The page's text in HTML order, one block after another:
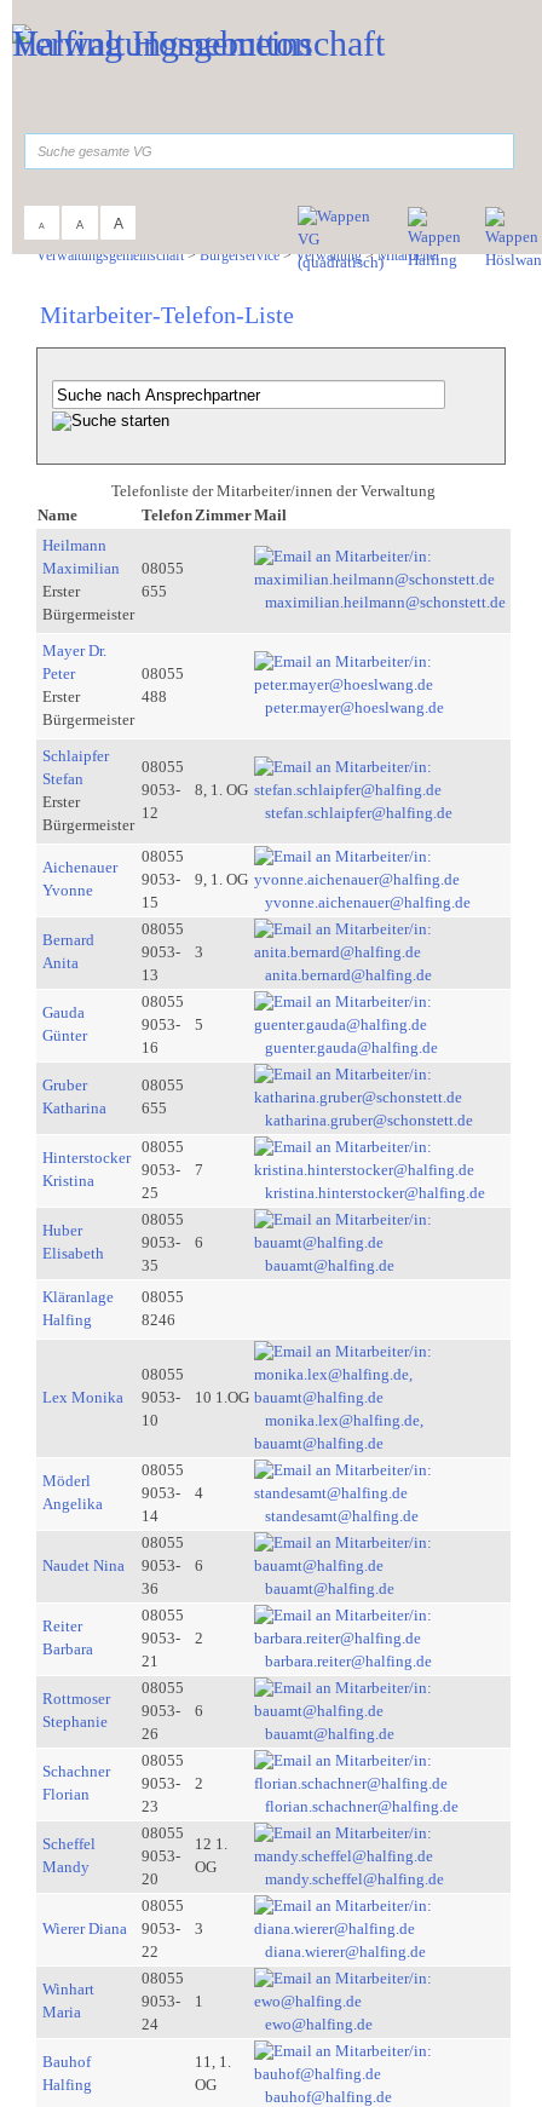
A A A
Verwaltungsgemeinschaft>Bürgerservice>Verwaltung>Mitarbeiter
Mitarbeiter-Telefon-Liste
Telefonliste der Mitarbeiter/innen der Verwaltung
Name
Telefon ZimmerMail
Heilmann
Maximilian
Erster
Bürgermeister
08055
655
maximilian.heilmann@schonstett.de
Mayer Dr.
Peter
Erster
Bürgermeister
08055
488
peter.mayer@hoeslwang.de
Schlaipfer
Stefan
Erster
Bürgermeister
08055
9053-
12
8, 1. OG
stefan.schlaipfer@halfing.de
Aichenauer
Yvonne
08055
9053-
15
9, 1. OG
yvonne.aichenauer@halfing.de
Bernard
Anita
08055
9053-
13
3
anita.bernard@halfing.de
Gauda
Günter
08055
9053-
16
5
guenter.gauda@halfing.de
Gruber
Katharina
08055
655
katharina.gruber@schonstett.de
Hinterstocker
Kristina
08055
9053-
25
7
kristina.hinterstocker@halfing.de
Huber
Elisabeth
08055
9053-
35
6
bauamt@halfing.de
Kläranlage
Halfing
08055
8246
Lex Monika
08055
9053-
10
10 1.OG
monika.lex@halfing.de,
bauamt@halfing.de
Möderl
Angelika
08055
9053-
14
4
standesamt@halfing.de
Naudet Nina
08055
9053-
36
6
bauamt@halfing.de
Reiter
Barbara
08055
9053-
21
2
barbara.reiter@halfing.de
Rottmoser
Stephanie
08055
9053-
26
6
bauamt@halfing.de
Schachner
Florian
08055
9053-
23
2
florian.schachner@halfing.de
Scheffel
Mandy
08055
9053-
20
12 1.
OG
mandy.scheffel@halfing.de
Wierer Diana
08055
9053-
22
3
diana.wierer@halfing.de
Winhart
Maria
08055
9053-
24
1
ewo@halfing.de
Bauhof
Halfing
11, 1.
OG
bauhof@halfing.de